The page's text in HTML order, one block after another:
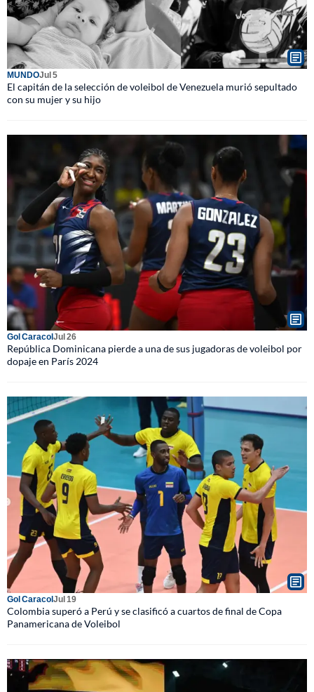
MUNDOJul 5
El capitán de la selección de voleibol de Venezuela murió sepultado
con su mujer y su hijo
Gol CaracolJul 26
República Dominicana pierde a una de sus jugadoras de voleibol por
dopaje en París 2024
Gol CaracolJul 19
Colombia superó a Perú y se clasificó a cuartos de final de Copa
Panamericana de Voleibol